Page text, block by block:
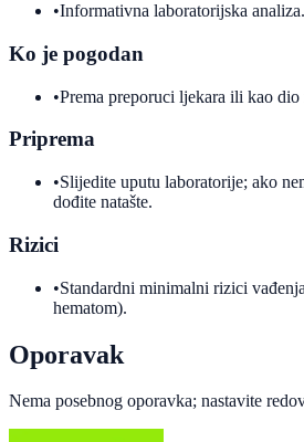
•Informativna laboratorijska analiza.
Ko je pogodan
•Prema preporuci ljekara ili kao dio
Priprema
•Slijedite uputu laboratorije; ako
dođite natašte.
Rizici
•Standardni minimalni rizici
hematom).
Oporavak
Nema posebnog oporavka; nastavite